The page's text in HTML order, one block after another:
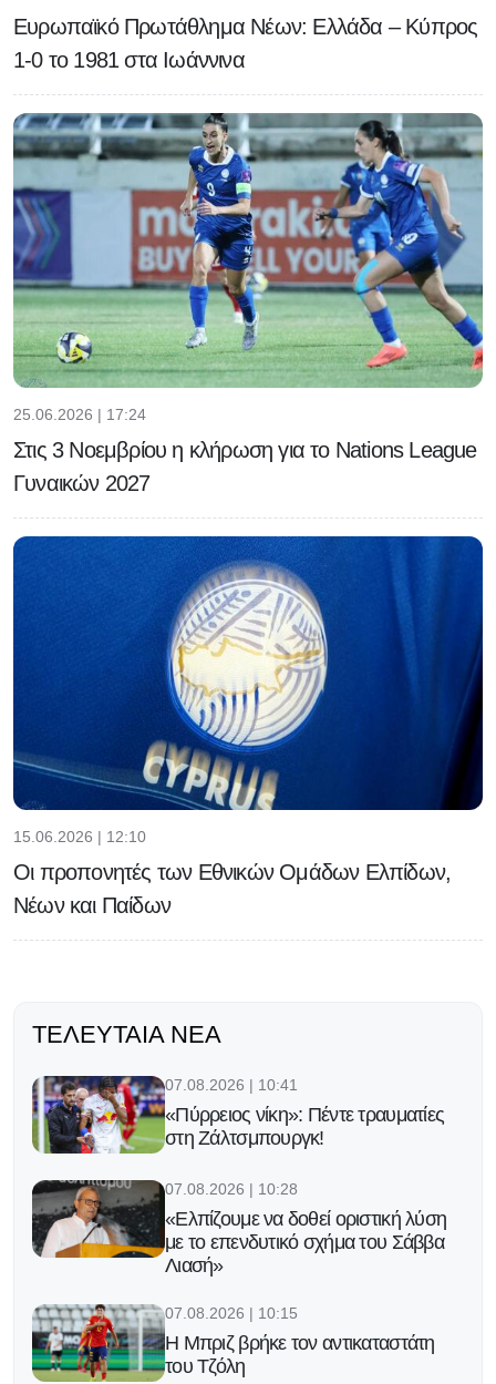
Ευρωπαϊκό Πρωτάθλημα Νέων: Ελλάδα – Κύπρος
1-0 το 1981 στα Ιωάννινα
25.06.2026 | 17:24
Στις 3 Νοεμβρίου η κλήρωση για το Nations League
Γυναικών 2027
15.06.2026 | 12:10
Οι προπονητές των Εθνικών Ομάδων Ελπίδων,
Νέων και Παίδων
ΤΕΛΕΥΤΑΊΑ ΝΈΑ
07.08.2026 | 10:41
«Πύρρειος νίκη»: Πέντε τραυματίες
στη Ζάλτσμπουργκ!
07.08.2026 | 10:28
«Ελπίζουμε να δοθεί οριστική λύση
με το επενδυτικό σχήμα του Σάββα
Λιασή»
07.08.2026 | 10:15
H Μπριζ βρήκε τον αντικαταστάτη
του Τζόλη